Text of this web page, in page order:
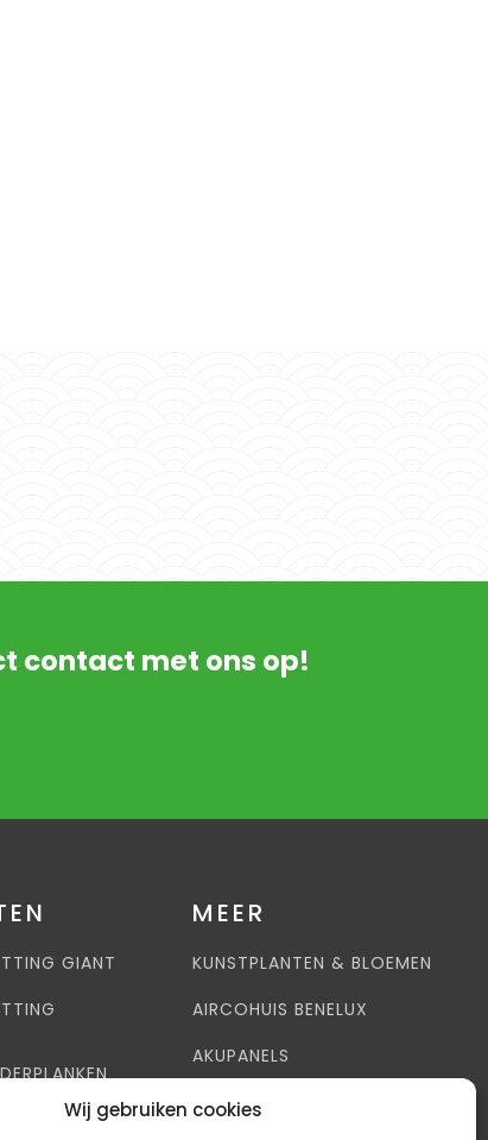
Wij gebruiken cookies
contact met ons op!
GIANT
MEER
KUNSTPLANTEN & BLOEMEN
AIRCOHUIS BENELUX
AKUPANELS